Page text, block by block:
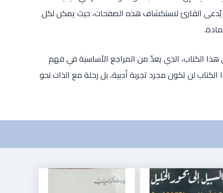
يُدعى القارئ لاستكشاف هذه الصفحات، حيث يمكن لكل
الكتاب، الذي يعدّ من المراجع الأساسية في فهم
لن تكون مجرد تجربة أدبية، بل رحلة مع الذات نحو